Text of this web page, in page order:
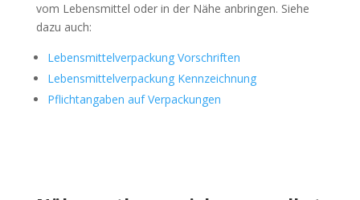
vom Lebensmittel oder in der Nähe anbringen. Siehe
dazu auch:
Lebensmittelverpackung Vorschriften
Lebensmittelverpackung Kennzeichnung
Pflichtangaben auf Verpackungen